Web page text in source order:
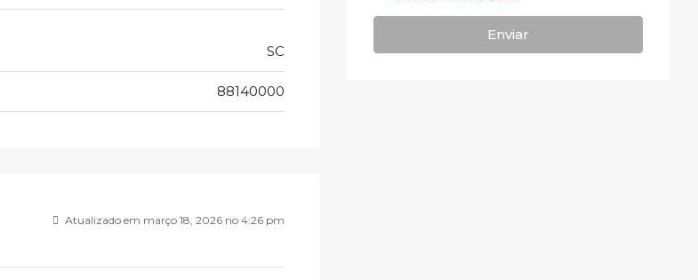
SC
88140000
Atualizado em março 18, 2026 no 4:26 pm
Enviar